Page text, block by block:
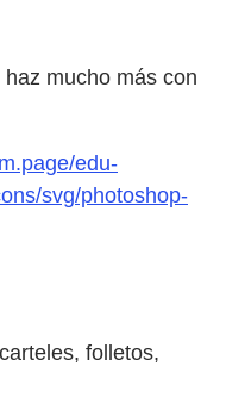
mucho más con
edu-
svg/photoshop-
folletos,